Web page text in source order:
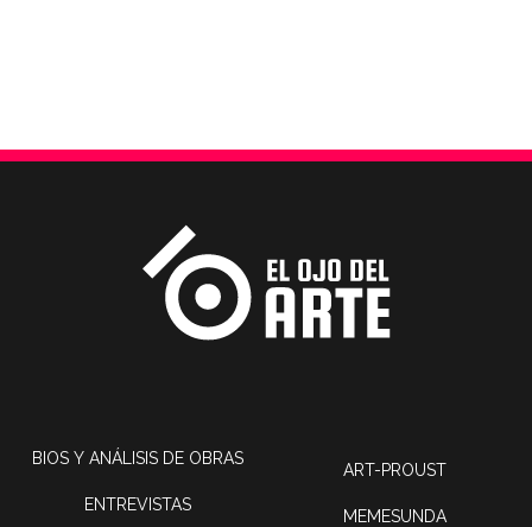
BIOS Y ANÁLISIS DE OBRAS
ENTREVISTAS
ART-PROUST
MEMESUNDA